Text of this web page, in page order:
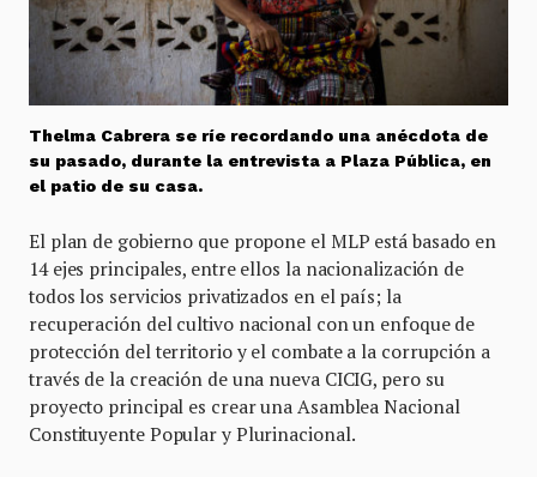
Thelma Cabrera se ríe recordando una anécdota de
su pasado, durante la entrevista a Plaza Pública, en
el patio de su casa.
El plan de gobierno que propone el MLP está basado en
14 ejes principales, entre ellos la nacionalización de
todos los servicios privatizados en el país; la
recuperación del cultivo nacional con un enfoque de
protección del territorio y el combate a la corrupción a
través de la creación de una nueva CICIG, pero su
proyecto principal es crear una Asamblea Nacional
Constituyente Popular y Plurinacional.